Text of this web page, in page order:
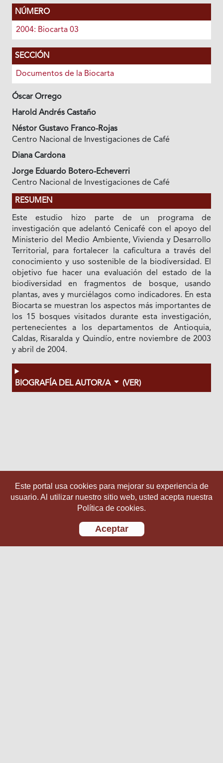
NÚMERO
2004: Biocarta 03
SECCIÓN
Documentos de la Biocarta
Óscar Orrego
Harold Andrés Castaño
Néstor Gustavo Franco-Rojas
Centro Nacional de Investigaciones de Café
Diana Cardona
Jorge Eduardo Botero-Echeverri
Centro Nacional de Investigaciones de Café
RESUMEN
Este estudio hizo parte de un programa de
investigación que adelantó Cenicafé con el apoyo del
Ministerio del Medio Ambiente, Vivienda y Desarrollo
Territorial, para fortalecer la caficultura a través del
conocimiento y uso sostenible de la biodiversidad. El
objetivo fue hacer una evaluación del estado de la
biodiversidad en fragmentos de bosque, usando
plantas, aves y murciélagos como indicadores. En esta
Biocarta se muestran los aspectos más importantes de
los 15 bosques visitados durante esta investigación,
pertenecientes a los departamentos de Antioquia,
Caldas, Risaralda y Quindío, entre noviembre de 2003
y abril de 2004.
BIOGRAFÍA DEL AUTOR/A (VER)
Este portal usa cookies para mejorar su experiencia de
usuario. Al utilizar nuestro sitio web, usted acepta nuestra
Política de cookies.
Aceptar